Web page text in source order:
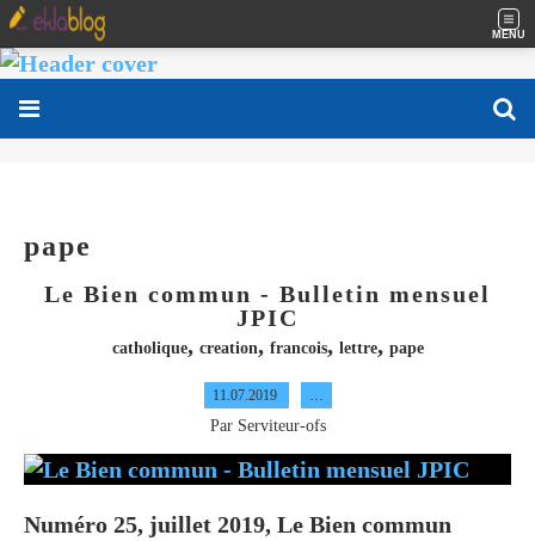
MENU
pape
Le Bien commun - Bulletin mensuel
JPIC
catholique, creation, francois, lettre, pape
11.07.2019 …
Par Serviteur-ofs
Numéro 25, juillet 2019, Le Bien commun